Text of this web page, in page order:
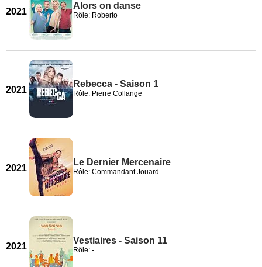
2021
Alors on danse
Rôle: Roberto
2021
Rebecca - Saison 1
Rôle: Pierre Collange
2021
Le Dernier Mercenaire
Rôle: Commandant Jouard
2021
Vestiaires - Saison 11
Rôle: -